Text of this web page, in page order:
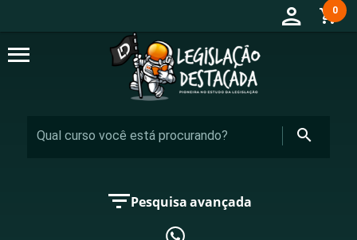
person shopping_cart
0
menu
search
filter_listPesquisa avançada